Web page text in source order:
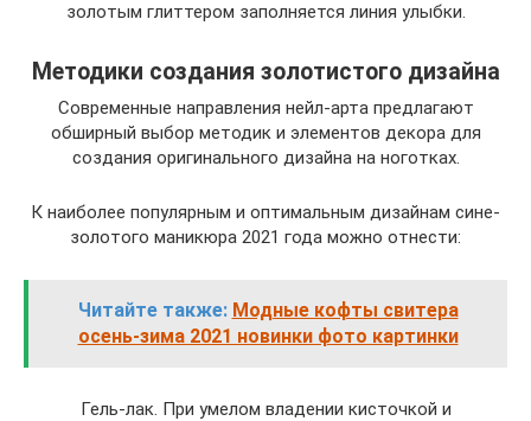
золотым глиттером заполняется линия улыбки.
Методики создания золотистого дизайна
Современные направления нейл-арта предлагают
обширный выбор методик и элементов декора для
создания оригинального дизайна на ноготках.
К наиболее популярным и оптимальным дизайнам сине-
золотого маникюра 2021 года можно отнести:
Читайте также: Модные кофты свитера
осень-зима 2021 новинки фото картинки
Гель-лак. При умелом владении кисточкой и